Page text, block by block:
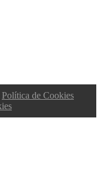
Política de Cookies